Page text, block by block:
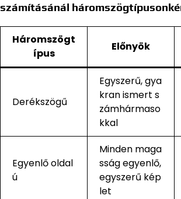
számításánál
Háromszögt
ípus
Előnyök
Derékszögű
Egyszerű, gya
kran ismert s
zámhármaso
kkal
Egyenlő oldal
ú
Minden maga
sság egyenlő,
egyszerű kép
let